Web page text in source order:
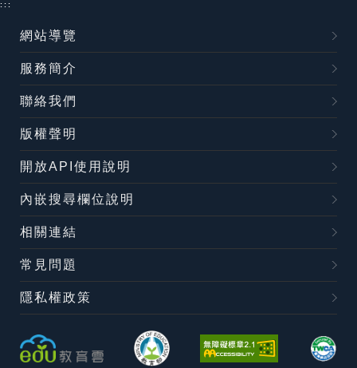
:::
網站導覽
服務簡介
聯絡我們
版權聲明
開放API使用說明
內嵌搜尋欄位說明
相關連結
常見問題
隱私權政策